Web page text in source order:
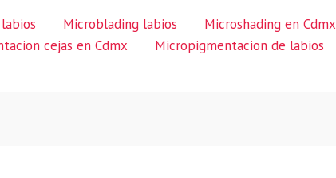
Microblading labios
Microshading en Cdmx
cejas en Cdmx
Micropigmentacion de labios